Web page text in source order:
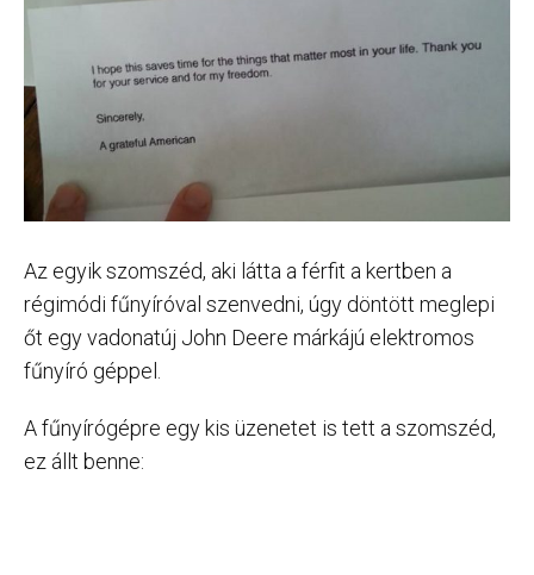
Az egyik szomszéd, aki látta a férfit a kertben a
régimódi fűnyíróval szenvedni, úgy döntött meglepi
őt egy vadonatúj John Deere márkájú elektromos
fűnyíró géppel.
A fűnyírógépre egy kis üzenetet is tett a szomszéd,
ez állt benne: